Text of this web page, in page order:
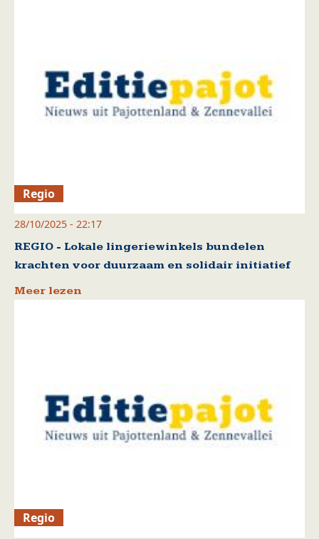
Regio
28/10/2025 - 22:17
REGIO - Lokale lingeriewinkels bundelen
krachten voor duurzaam en solidair initiatief
Meer lezen
Regio